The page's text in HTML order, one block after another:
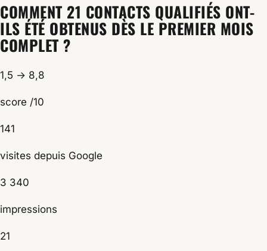
COMMENT 21 CONTACTS QUALIFIÉS ONT-
ILS ÉTÉ OBTENUS DÈS LE PREMIER MOIS
COMPLET ?
1,5 → 8,8
score /10
141
visites depuis Google
3 340
impressions
21